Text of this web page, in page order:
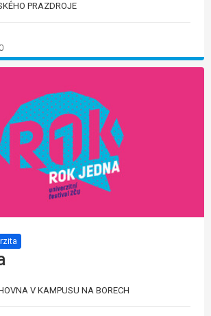
PRAZDROJE
V KAMPUSU NA BORECH